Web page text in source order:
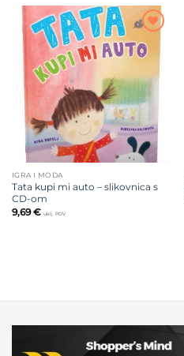
Dodajte
na listu
želja
IGRA I MODA
Tata kupi mi auto – slikovnica s
CD-om
9,69€ uklj. PDV